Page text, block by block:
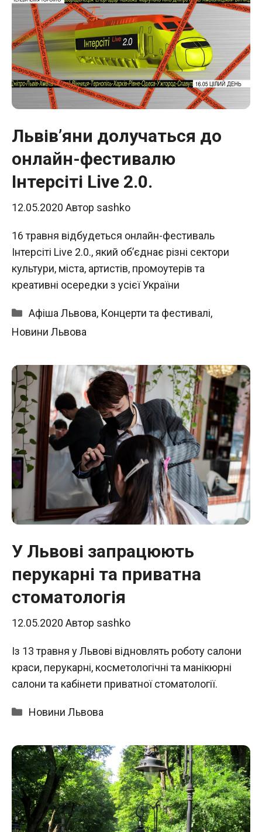
Львів’яни долучаться до
онлайн-фестивалю
Інтерсіті Live 2.0.
12.05.2020 Автор sashko
16 травня відбудеться онлайн-фестиваль
Інтерсіті Live 2.0., який об’єднає різні сектори
культури, міста, артистів, промоутерів та
креативні осередки з усієї України
Категорії
Афіша Львова, Концерти та фестивалі,
Новини Львова
У Львові запрацюють
перукарні та приватна
стоматологія
12.05.2020 Автор sashko
Із 13 травня у Львові відновлять роботу салони
краси, перукарні, косметологічні та манікюрні
салони та кабінети приватної стоматології.
Категорії
Новини Львова